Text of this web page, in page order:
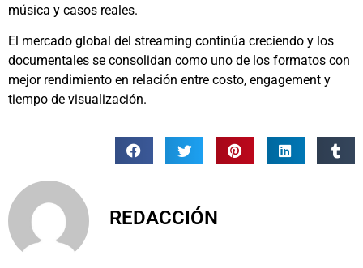
música y casos reales.
El mercado global del streaming continúa creciendo y los
documentales se consolidan como uno de los formatos con
mejor rendimiento en relación entre costo, engagement y
tiempo de visualización.
REDACCIÓN